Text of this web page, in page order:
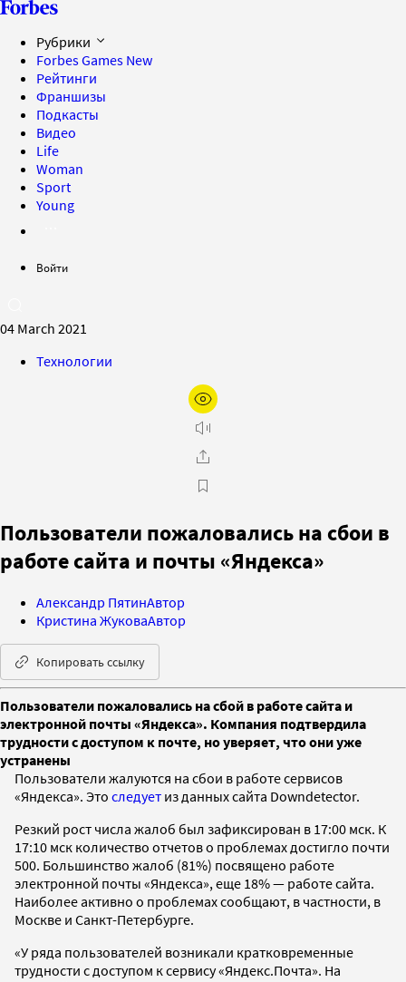
Рубрики
Forbes Games New
Рейтинги
Франшизы
Подкасты
Видео
Life
Woman
Sport
Young
Войти
04 March 2021
Технологии
Пользователи пожаловались на сбои в
работе сайта и почты «Яндекса»
Александр ПятинАвтор
Кристина ЖуковаАвтор
Копировать ссылку
Пользователи пожаловались на сбой в работе сайта и
электронной почты «Яндекса». Компания подтвердила
трудности с доступом к почте, но уверяет, что они уже
устранены
Пользователи жалуются на сбои в работе сервисов
«Яндекса». Это следует из данных сайта Downdetector.
Резкий рост числа жалоб был зафиксирован в 17:00 мск. К
17:10 мск количество отчетов о проблемах достигло почти
500. Большинство жалоб (81%) посвящено работе
электронной почты «Яндекса», еще 18% — работе сайта.
Наиболее активно о проблемах сообщают, в частности, в
Москве и Санкт-Петербурге.
«У ряда пользователей возникали кратковременные
трудности с доступом к сервису «Яндекс.Почта». На